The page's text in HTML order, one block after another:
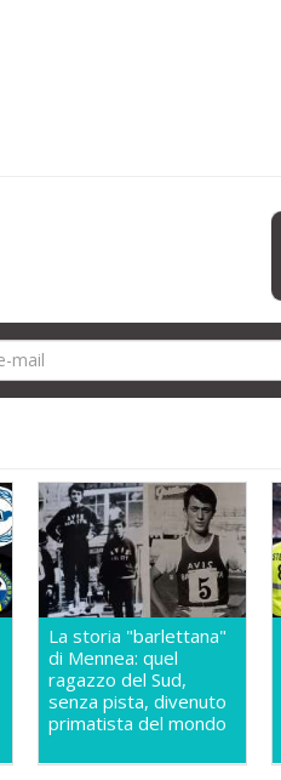
La storia "barlettana"
di Mennea: quel
ragazzo del Sud,
senza pista, divenuto
primatista del mondo